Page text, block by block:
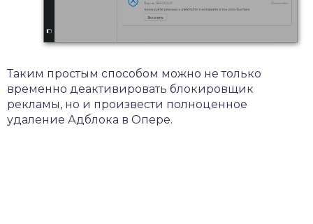
Таким простым способом можно не только
временно деактивировать блокировщик
рекламы, но и произвести полноценное
удаление Адблока в Опере.